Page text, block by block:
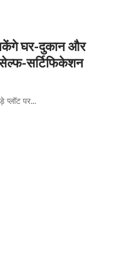
घर-दुकान और
सर्टिफिकेशन
प्लॉट पर…